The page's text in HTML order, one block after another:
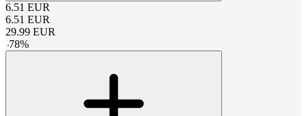
6.51 EUR
6.51 EUR
29.99 EUR
-78%